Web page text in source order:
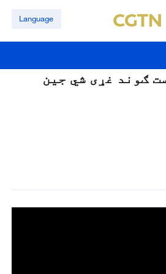
Language
ګوند غړی شي جين